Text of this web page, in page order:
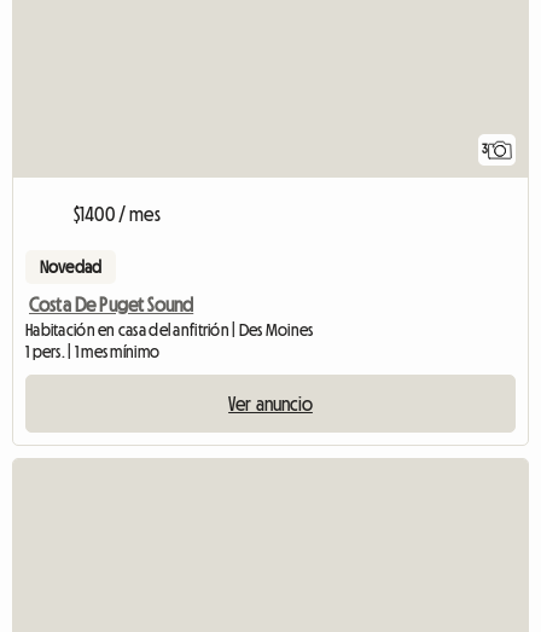
3
$1400 / mes
Novedad
Costa De Puget Sound
Habitación en casa del anfitrión | Des Moines
1 pers. | 1 mes mínimo
Ver anuncio